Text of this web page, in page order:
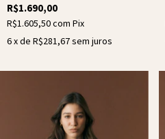
R$1.690,00
R$1.605,50com Pix
6x de R$281,67sem juros